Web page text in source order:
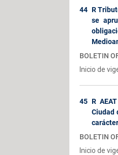
44 R
se
BOLETIN
Inicio de
45 R
Ciudad
BOLETIN
Inicio de